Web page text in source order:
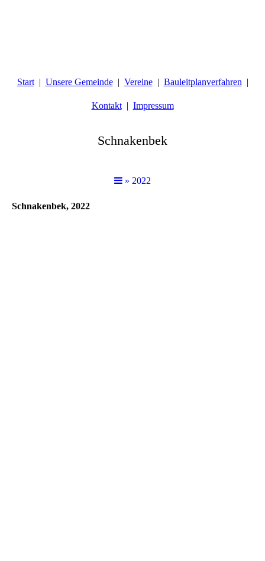
Start Unsere Gemeinde Vereine Bauleitplanverfahren
Kontakt Impressum
Schnakenbek
» 2022
Schnakenbek, 2022